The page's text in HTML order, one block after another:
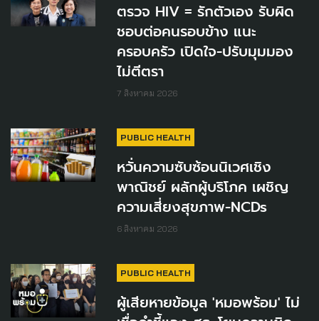
ตรวจ HIV = รักตัวเอง รับผิด
ชอบต่อคนรอบข้าง แนะ
ครอบครัว เปิดใจ-ปรับมุมมอง
ไม่ตีตรา
7 สิงหาคม 2026
PUBLIC HEALTH
หวั่นความซับซ้อนนิเวศเชิง
พาณิชย์ ผลักผู้บริโภค เผชิญ
ความเสี่ยงสุขภาพ-NCDs
6 สิงหาคม 2026
PUBLIC HEALTH
ผู้เสียหายข้อมูล 'หมอพร้อม' ไม่